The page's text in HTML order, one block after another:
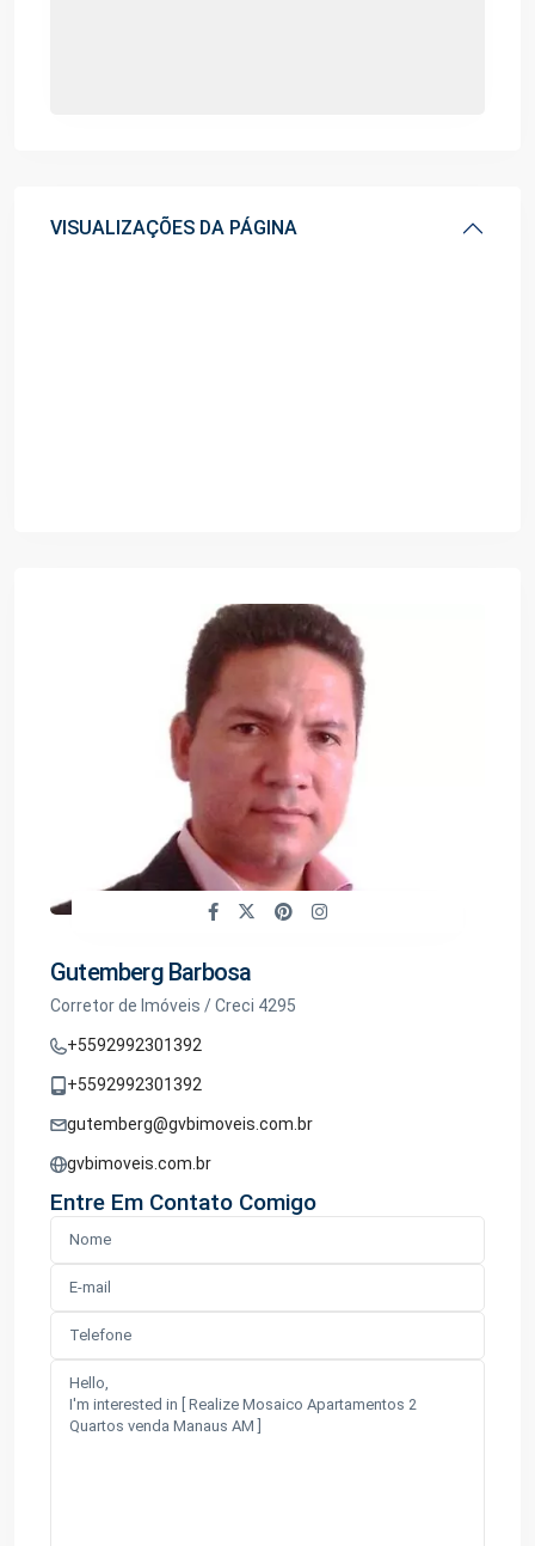
VISUALIZAÇÕES DA PÁGINA
Gutemberg Barbosa
Corretor de Imóveis / Creci 4295
+5592992301392
+5592992301392
gutemberg@gvbimoveis.com.br
gvbimoveis.com.br
Entre Em Contato Comigo